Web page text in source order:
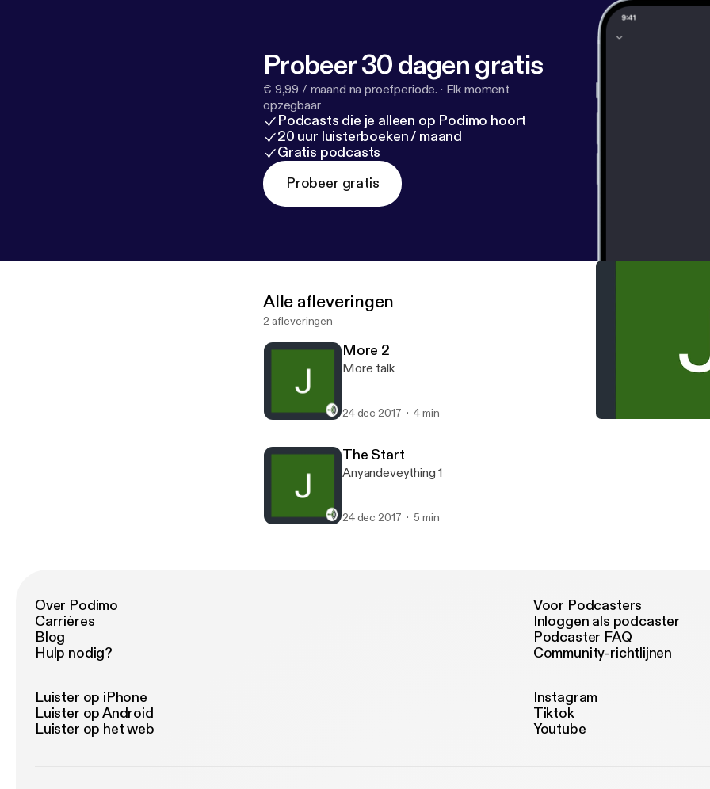
Probeer 30 dagen gratis
€ 9,99 / maand na proefperiode. · Elk moment
opzegbaar
Podcasts die je alleen op Podimo hoort
20 uur luisterboeken / maand
Gratis podcasts
Probeer gratis
Alle afleveringen
2 afleveringen
More 2
More talk
24 dec 2017 4 min
The Start
Anyandeveything 1
24 dec 2017 5 min
Over Podimo
Carrières
Blog
Hulp nodig?
Voor Podcasters
Inloggen als podcaster
Podcaster FAQ
Community-richtlijnen
Luister op iPhone
Luister op Android
Luister op het web
Instagram
Tiktok
Youtube